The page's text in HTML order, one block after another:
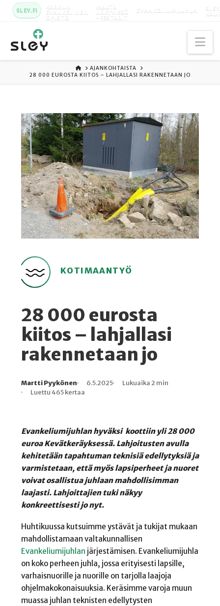
SLEY.FI KARKUN
EVANKELINEN
OPISTO
MAATA
NÄKYVISSÄ
-FESTARIT
EVANKELIUMIJUHLA
ETUSIVU
AJANKOHTAISTA
28 000 EUROSTA KIITOS – LAHJALLASI RAKENNETAAN JO
KOTIMAANTYÖ
28 000 eurosta
kiitos – lahjallasi
rakennetaan jo
Kirjoittaja
Martti Pyykönen
Julkaistu
6.5.2025
Lukuaika
Lukuaika 2 min
Lukukertoja
Luettu 465 kertaa
Evankeliumijuhlan hyväksi koottiin yli 28 000
euroa Kevätkeräyksessä. Lahjoitusten avulla
kehitetään tapahtuman teknisiä edellytyksiä ja
varmistetaan, että myös lapsiperheet ja nuoret
voivat osallistua juhlaan mahdollisimman
laajasti. Lahjoittajien tuki näkyy
konkreettisesti jo nyt.
Huhtikuussa kutsuimme ystävät ja tukijat mukaan
mahdollistamaan valtakunnallisen
Evankeliumijuhlan järjestämisen. Evankeliumijuhla
on koko perheen juhla, jossa erityisesti lapsille,
varhaisnuorille ja nuorille on tarjolla laajoja
ohjelmakokonaisuuksia. Keräsimme varoja muun
muassa juhlan teknisten edellytysten